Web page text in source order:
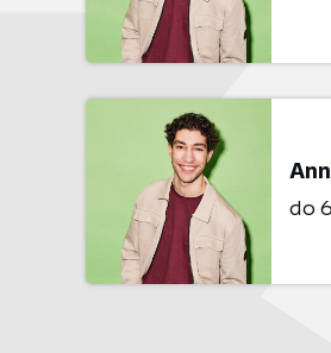
do